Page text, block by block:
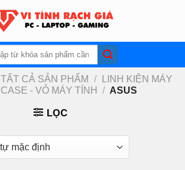
TẤT CẢ SẢN PHẨM /
LINH KIỆN MÁY
CASE - VỎ MÁY TÍNH / ASUS
LỌC